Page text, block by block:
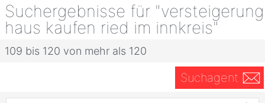
Suchergebnisse für "versteigerung
haus kaufen ried im innkreis"
109 bis 120 von mehr als 120
Suchagent